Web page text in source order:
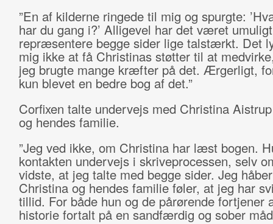
”En af kilderne ringede til mig og spurgte:
har du gang i?’ Alligevel har det været
repræsentere begge sider lige talstærkt. Det
mig ikke at få Christinas støtter til at
jeg brugte mange kræfter på det. Ærgerligt,
kun blevet en bedre bog af det.”
Corfixen talte undervejs med Christina
og hendes familie.
”Jeg ved ikke, om Christina har læst bogen.
kontakten undervejs i skriveprocessen, selv
vidste, at jeg talte med begge sider. Jeg
Christina og hendes familie føler, at jeg har
tillid. For både hun og de pårørende fortjener
historie fortalt på en sandfærdig og sober